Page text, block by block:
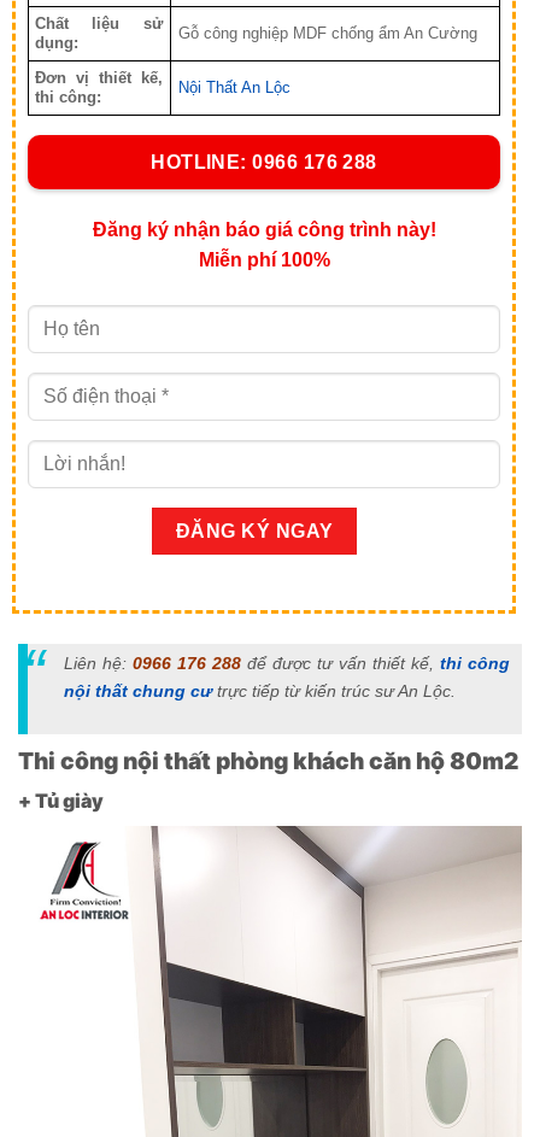
Chất liệu sử
dụng:
Gỗ công nghiệp MDF chống ẩm An Cường
Đơn vị thiết kế,
thi công:
Nội Thất An Lộc
HOTLINE: 0966 176 288
Đăng ký nhận báo giá công trình này!
Miễn phí 100%
Liên hệ: 0966 176 288 để được tư vấn thiết kế, thi công
nội thất chung cưtrực tiếp từ kiến trúc sư An Lộc.
Thi công nội thất phòng khách căn hộ 80m2
+ Tủ giày